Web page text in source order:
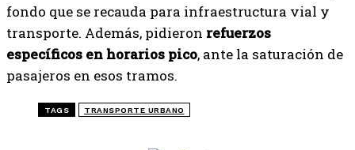
fondo que se recauda para infraestructura vial y
transporte. Además, pidieron refuerzos
específicos en horarios pico, ante la saturación de
pasajeros en esos tramos.
TAGS TRANSPORTE URBANO